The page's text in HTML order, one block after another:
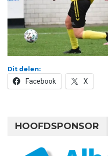
Dit delen:
Facebook X
HOOFDSPONSOR